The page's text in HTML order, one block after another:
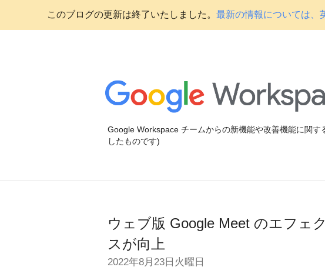
このブログの更新は終了いたしました。 最新の情報については、
Google Workspace チームからの新機能や改善機能に関
したものです)
ウェブ版 Google Meet のエフェ
スが向上
2022年8月23日火曜日